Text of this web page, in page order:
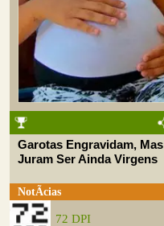
Garotas Engravidam, Mas
Juram Ser Ainda Virgens
NotÃ­cias
72 DPI